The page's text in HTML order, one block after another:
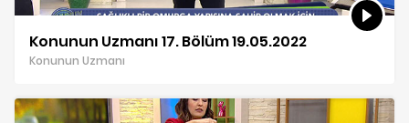
Konunun Uzmanı 17. Bölüm 19.05.2022
Konunun Uzmanı